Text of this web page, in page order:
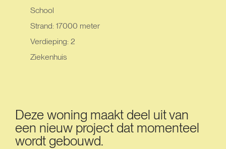
School
Strand: 17000 meter
Verdieping: 2
Ziekenhuis
Deze woning maakt deel uit van
een nieuw project dat momenteel
wordt gebouwd.